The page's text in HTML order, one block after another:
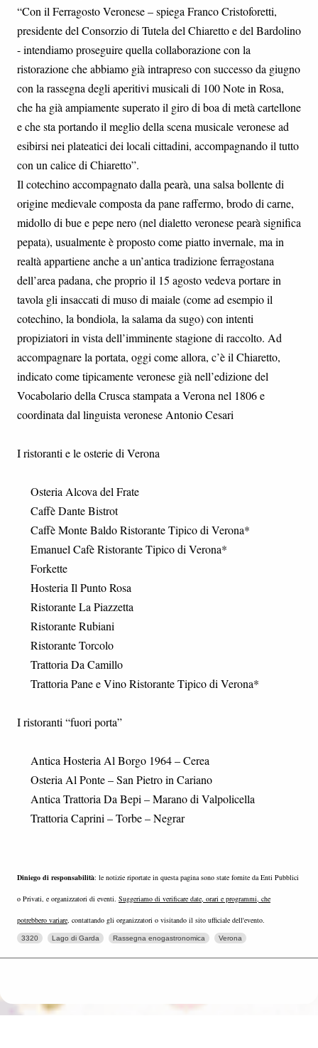
“Con il Ferragosto Veronese – spiega Franco Cristoforetti,
presidente del Consorzio di Tutela del Chiaretto e del Bardolino
- intendiamo proseguire quella collaborazione con la
ristorazione che abbiamo già intrapreso con successo da giugno
con la rassegna degli aperitivi musicali di 100 Note in Rosa,
che ha già ampiamente superato il giro di boa di metà cartellone
e che sta portando il meglio della scena musicale veronese ad
esibirsi nei plateatici dei locali cittadini, accompagnando il tutto
con un calice di Chiaretto”.
Il cotechino accompagnato dalla pearà, una salsa bollente di
origine medievale composta da pane raffermo, brodo di carne,
midollo di bue e pepe nero (nel dialetto veronese pearà significa
pepata), usualmente è proposto come piatto invernale, ma in
realtà appartiene anche a un’antica tradizione ferragostana
dell’area padana, che proprio il 15 agosto vedeva portare in
tavola gli insaccati di muso di maiale (come ad esempio il
cotechino, la bondiola, la salama da sugo) con intenti
propiziatori in vista dell’imminente stagione di raccolto. Ad
accompagnare la portata, oggi come allora, c’è il Chiaretto,
indicato come tipicamente veronese già nell’edizione del
Vocabolario della Crusca stampata a Verona nel 1806 e
coordinata dal linguista veronese Antonio Cesari
I ristoranti e le osterie di Verona
Osteria Alcova del Frate
Caffè Dante Bistrot
Caffè Monte Baldo Ristorante Tipico di Verona*
Emanuel Cafè Ristorante Tipico di Verona*
Forkette
Hosteria Il Punto Rosa
Ristorante La Piazzetta
Ristorante Rubiani
Ristorante Torcolo
Trattoria Da Camillo
Trattoria Pane e Vino Ristorante Tipico di Verona*
I ristoranti “fuori porta”
Antica Hosteria Al Borgo 1964 – Cerea
Osteria Al Ponte – San Pietro in Cariano
Antica Trattoria Da Bepi – Marano di Valpolicella
Trattoria Caprini – Torbe – Negrar
Diniego di responsabilità: le notizie riportate in questa pagina sono state fornite da Enti Pubblici
o Privati, e organizzatori di eventi. Suggeriamo di verificare date, orari e programmi, che
potrebbero variare, contattando gli organizzatori o visitando il sito ufficiale dell'evento.
3320 Lago di Garda Rassegna enogastronomica Verona